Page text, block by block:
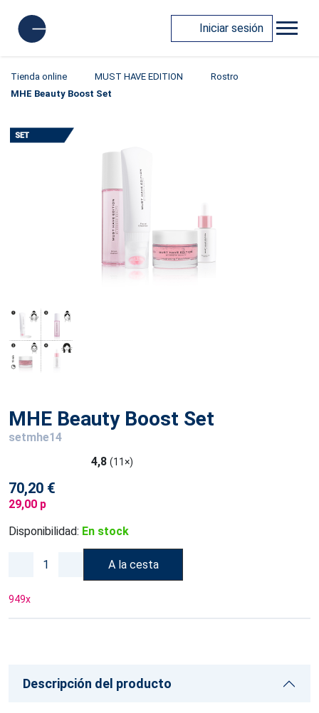
Iniciar sesión
Tienda online MUST HAVE EDITION
Rostro
MHE Beauty Boost Set
MHE Beauty Boost Set
setmhe14
4,8 (11×)
70,20 €
29,00 p
Disponibilidad: En stock
A la cesta
949x
Descripción del producto